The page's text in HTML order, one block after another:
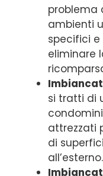
problema
ambienti
specifici
eliminare
si tratti di
attrezzati
di
all’esterno.